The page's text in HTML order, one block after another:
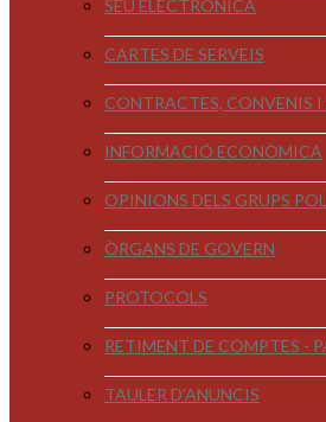
SEU ELECTRÒNICA
CARTES DE SERVEIS
CONTRACTES, CONVENIS I
INFORMACIÓ ECONÒMICA
OPINIONS DELS GRUPS
ÒRGANS DE GOVERN
PROTOCOLS
RETIMENT DE COMPTES -
TAULER D'ANUNCIS